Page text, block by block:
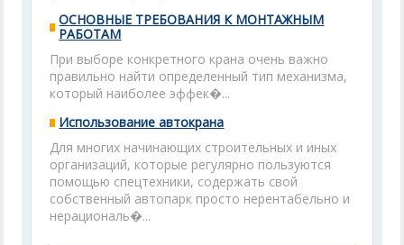
ОСНОВНЫЕ ТРЕБОВАНИЯ К МОНТАЖНЫМ
РАБОТАМ
При выборе конкретного крана очень важно
правильно найти определенный тип механизма,
который наиболее эффек�...
Использование автокрана
Для многих начинающих строительных и иных
организаций, которые регулярно пользуются
помощью спецтехники, содержать свой
собственный автопарк просто нерентабельно и
нерациональ�...